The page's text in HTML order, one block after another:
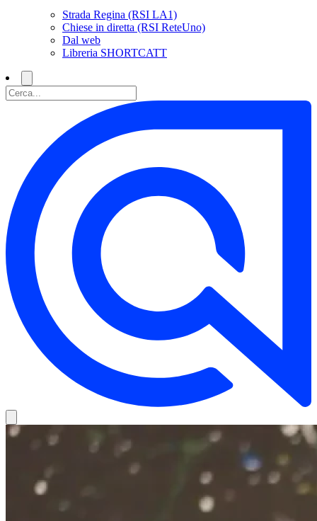
Strada Regina (RSI LA1)
Chiese in diretta (RSI ReteUno)
Dal web
Libreria SHORTCATT